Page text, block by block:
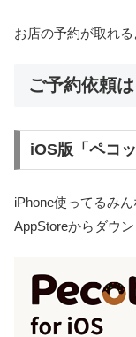
お店の予約が取れ
ご予約依頼
iOS版「ペコ
iPhone使ってるみ
AppStoreからダウ